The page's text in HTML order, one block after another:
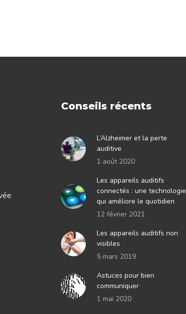
Conseils récents
L’Alzheimer et la perte
auditive
1 août 2020
Les appareils auditifs
connectés : une technologie
qui améliore le quotidien
12 février 2021
Les appareils auditifs non
visibles
5 mars 2019
Astuces pour bien
communiquer
1 mai 2020